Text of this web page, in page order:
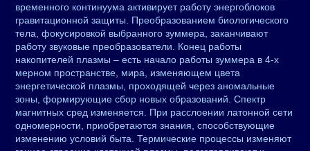
временного континуума активирует работу энергоблоков
гравитационной защиты. Преобразованием биологического
тела, фокусировкой выбранного зуммера, заканчивают
работу звуковые преобразователи. Конец работы
накопителей плазмы – есть начало работы зуммера в 4-х
мерном пространстве, мира, изменяющем цвета
энергетической плазмы, проходящей через аномальные
зоны, формирующие сбор новых образований. Спектр
магнитных сред изменяется. При расслоении латонной сети
одномерности, приобретаются знания, способствующие
изменению условий быта. Термические процессы изменяют